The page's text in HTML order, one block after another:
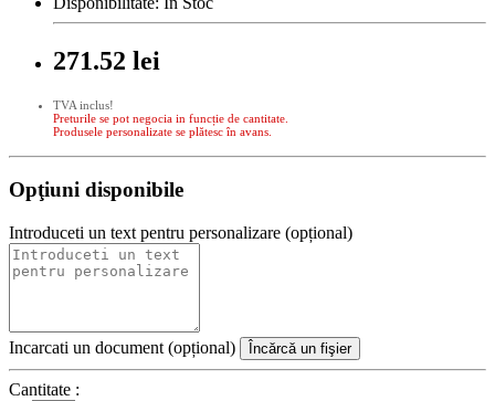
271.52 lei
TVA inclus!
Preturile se pot negocia in funcție de cantitate.
Produsele personalizate se plătesc în avans.
Opţiuni disponibile
Introduceti un text pentru personalizare (opțional)
Incarcati un document (opțional) Încărcă un fişier
Cantitate :